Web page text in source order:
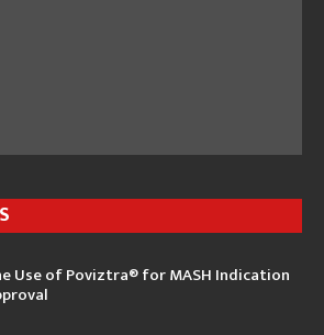
Use of Poviztra® for MASH Indication